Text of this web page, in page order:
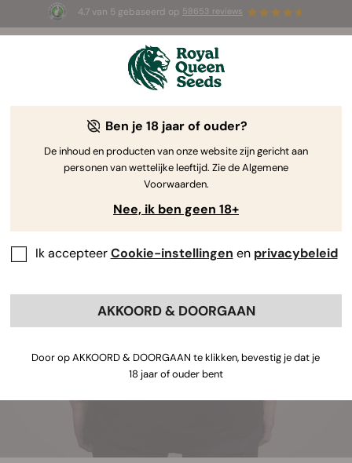
4.7 van 5 gebaseerd op 58653 reviews
☀️ Summer Sales: tot wel 50% korting
op geselecteerde producten! ⏤
Ben je 18 jaar of ouder?
De inhoud en producten van onze website zijn gericht aan
personen van wettelijke leeftijd. Zie de Algemene
Voorwaarden.
Nee, ik ben geen 18+
Ik accepteerCookie-instellingen en privacybeleid
AKKOORD & DOORGAAN
Door op AKKOORD & DOORGAAN te klikken, bevestig je dat je
18 jaar of ouder bent